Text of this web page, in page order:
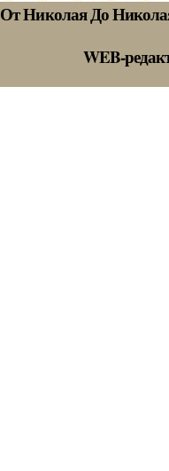
От Николая До
WEB-